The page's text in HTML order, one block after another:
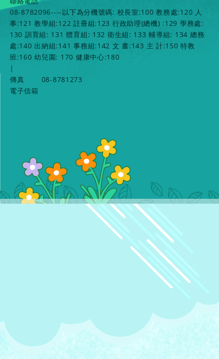
08-8782096----以下為分機號碼: 校長室:100 教務處:120 人
事:121 教學組:122 註冊組:123 行政助理(總機) :129 學務處:
130 訓育組: 131 體育組: 132 衛生組: 133 輔導組: 134 總務
處:140 出納組:141 事務組:142 文 書:143 主 計:150 特教
班:160 幼兒園: 170 健康中心:180
|
傳真
08-8781273
電子信箱